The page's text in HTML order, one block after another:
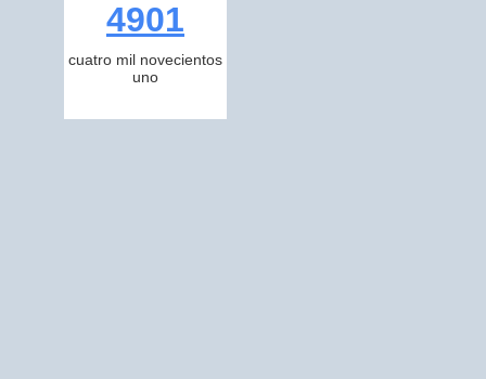
4901
cuatro mil novecientos
uno